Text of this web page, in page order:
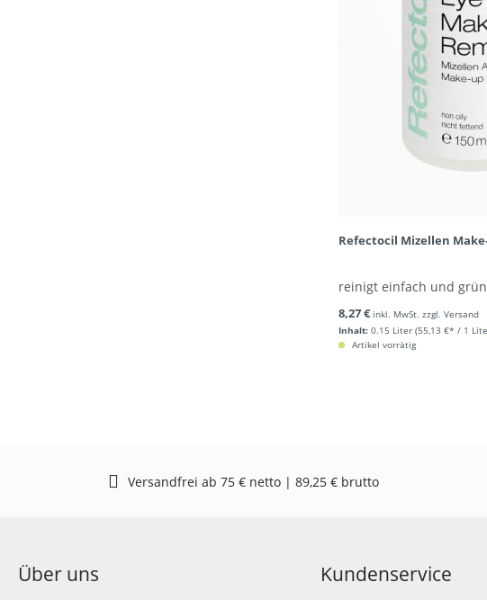
Refectocil Mizellen
reinigt einfach und
Inhalt: 0.15 Liter (55,13 €* / 1
8,27 € inkl. MwSt. zzgl. Versand
Artikel vorrätig
Versandfrei ab 75 € netto | 89,25 € brutto
Über uns Kundenservice